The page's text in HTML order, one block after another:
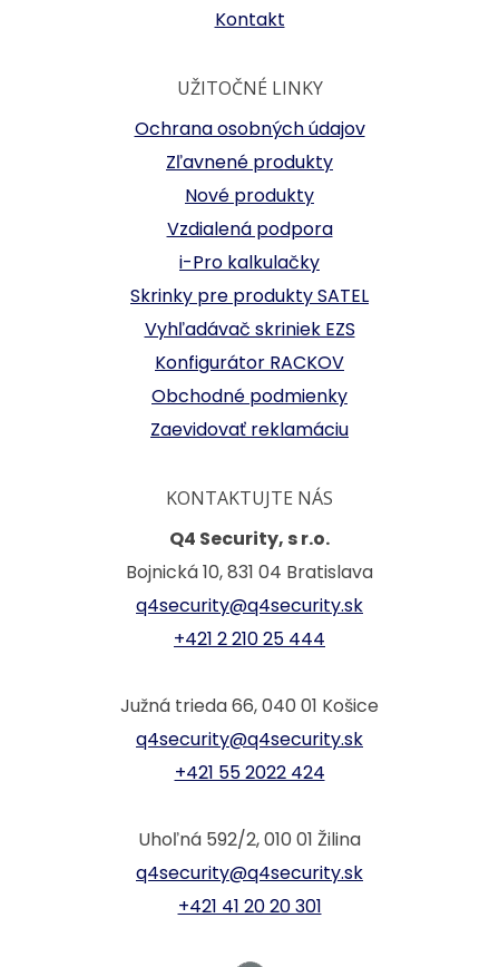
Kontakt
UŽITOČNÉ LINKY
Ochrana osobných údajov
Zľavnené produkty
Nové produkty
Vzdialená podpora
i-Pro kalkulačky
Skrinky pre produkty SATEL
Vyhľadávač skriniek EZS
Konfigurátor RACKOV
Obchodné podmienky
Zaevidovať reklamáciu
KONTAKTUJTE NÁS
Q4 Security, s r.o.
Bojnická 10, 831 04 Bratislava
q4security@q4security.sk
+421 2 210 25 444
Južná trieda 66, 040 01 Košice
q4security@q4security.sk
+421 55 2022 424
Uhoľná 592/2, 010 01 Žilina
q4security@q4security.sk
+421 41 20 20 301